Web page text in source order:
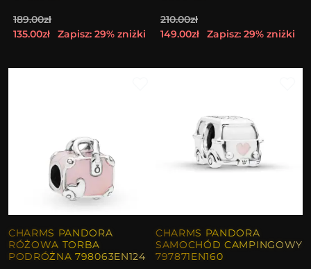
189.00zł
135.00zł
Zapisz: 29% zniżki
210.00zł
149.00zł
Zapisz: 29% zniżki
CHARMS PANDORA
RÓŻOWA TORBA
PODRÓŻNA 798063EN124
CHARMS PANDORA
SAMOCHÓD CAMPINGOWY
797871EN160